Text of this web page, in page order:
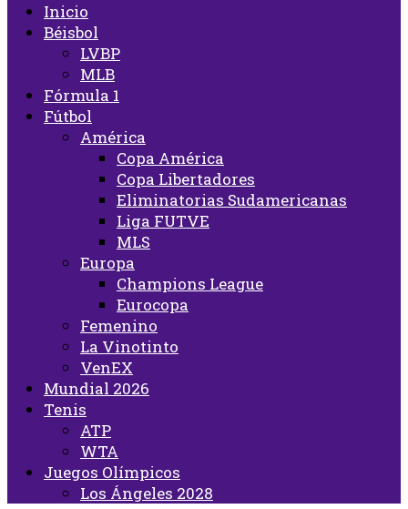
Inicio
Béisbol
LVBP
MLB
Fórmula 1
Fútbol
América
Copa América
Copa Libertadores
Eliminatorias Sudamericanas
Liga FUTVE
MLS
Europa
Champions League
Eurocopa
Femenino
La Vinotinto
VenEX
Mundial 2026
Tenis
ATP
WTA
Juegos Olímpicos
Los Ángeles 2028